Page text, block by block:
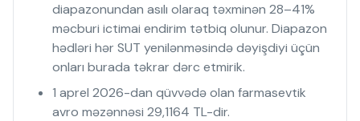
diapazonundan asılı olaraq təxminən 28–41%
məcburi ictimai endirim tətbiq olunur. Diapazon
hədləri hər SUT yenilənməsində dəyişdiyi üçün
onları burada təkrar dərc etmirik.
1 aprel 2026-dan qüvvədə olan farmasevtik
avro məzənnəsi 29,1164 TL-dir.